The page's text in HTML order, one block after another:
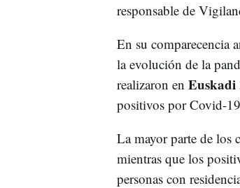
responsable de
En su comparecencia
la evolución de la
realizaron en Euskadi
positivos por Covid-
La mayor parte de los
mientras que los
personas con